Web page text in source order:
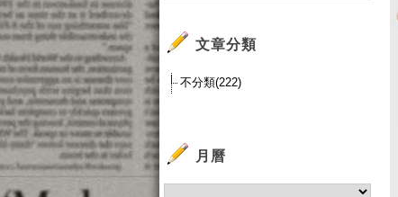
文章分類
不分類(222)
月曆